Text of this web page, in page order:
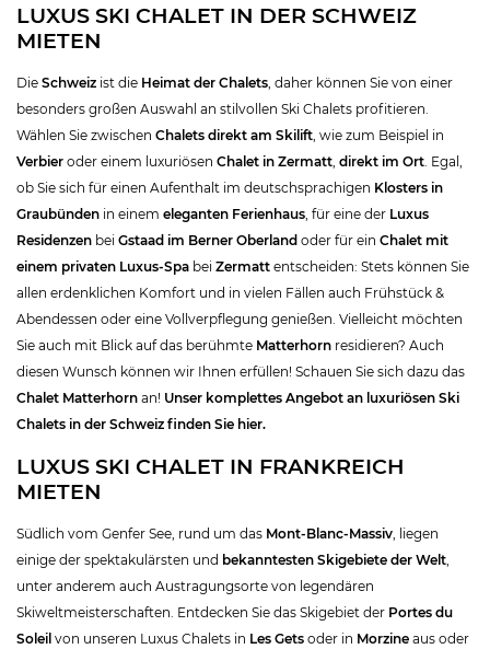
LUXUS SKI CHALET IN DER SCHWEIZ
MIETEN
Die Schweiz ist die Heimat der Chalets , daher können Sie von einer
besonders großen Auswahl an stilvollen Ski Chalets profitieren.
Wählen Sie zwischen Chalets direkt am Skilift , wie zum Beispiel in
Verbier oder einem luxuriösen Chalet in Zermatt direkt im Ort . Egal,
ob Sie sich für einen Aufenthalt im deutschsprachigen Klosters in
Graubünden in einem eleganten Ferienhaus , für eine der Luxus
Residenzen bei Gstaad im Berner Oberland oder für ein Chalet mit
einem privaten Luxus-Spa bei Zermatt entscheiden: Stets können Sie
allen erdenklichen Komfort und in vielen Fällen auch Frühstück &
Abendessen oder eine Vollverpflegung genießen. Vielleicht möchten
Sie auch mit Blick auf das berühmte Matterhorn residieren? Auch
diesen Wunsch können wir Ihnen erfüllen! Schauen Sie sich dazu das
Chalet Matterhorn an! Unser komplettes Angebot an luxuriösen Ski
Chalets in der Schweiz finden Sie hier.
LUXUS SKI CHALET IN FRANKREICH
MIETEN
Südlich vom Genfer See, rund um das Mont-Blanc-Massiv , liegen
einige der spektakulärsten und bekanntesten Skigebiete der Welt
unter anderem auch Austragungsorte von legendären
Skiweltmeisterschaften. Entdecken Sie das Skigebiet der Portes du
Soleil von unseren Luxus Chalets in Les Gets oder in Morzine aus oder